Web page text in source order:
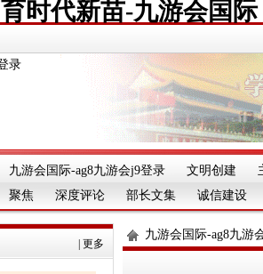
时代新苗-九游会国际
录
九游会国际-ag8九游会j9登录 文明创建
聚焦
深度评论 部长文集 诚信建设
更多
九游会国际-ag8九游